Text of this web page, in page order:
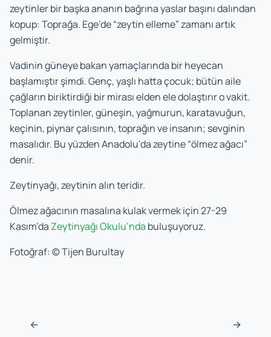
zeytinler bir başka ananın bağrına yaslar başını dalından
kopup: Toprağa. Ege’de “zeytin elleme” zamanı artık
gelmiştir.
Vadinin güneye bakan yamaçlarında bir heyecan
başlamıştır şimdi. Genç, yaşlı hatta çocuk; bütün aile
çağların biriktirdiği bir mirası elden ele dolaştırır o vakit.
Toplanan zeytinler, güneşin, yağmurun, karatavuğun,
keçinin, piynar çalısının, toprağın ve insanın; sevginin
masalıdır. Bu yüzden Anadolu’da zeytine “ölmez ağacı”
denir.
Zeytinyağı, zeytinin alın teridir.
Ölmez ağacının masalına kulak vermek için 27-29
Kasım’da Zeytinyağı Okulu’nda buluşuyoruz.
Fotoğraf: © Tijen Burultay
Navigasyon sonrası
← →